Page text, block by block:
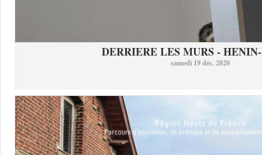
DERRIERE LES MURS -
samedi 19 déc. 2020